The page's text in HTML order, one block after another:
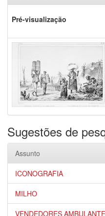
Pré-visualização
Sugestões de
Assunto
ICONOGRAFIA
MILHO
VENDEDORES